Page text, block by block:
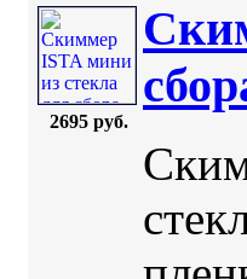
2695 руб.